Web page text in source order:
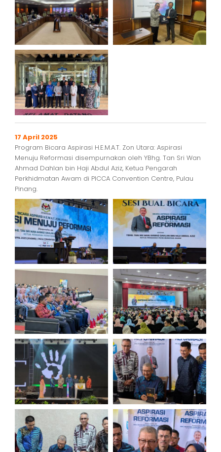
17 April 2025
Program Bicara Aspirasi H.E.M.A.T. Zon Utara: Aspirasi
Menuju Reformasi disempurnakan oleh YBhg. Tan Sri Wan
Ahmad Dahlan bin Haji Abdul Aziz, Ketua Pengarah
Perkhidmatan Awam di PICCA Convention Centre, Pulau
Pinang.